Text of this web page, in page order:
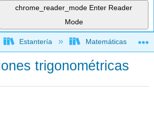
chrome_reader_mode Enter Reader
Mode
jerarquía global
Estantería Matemáticas
trigonométricas